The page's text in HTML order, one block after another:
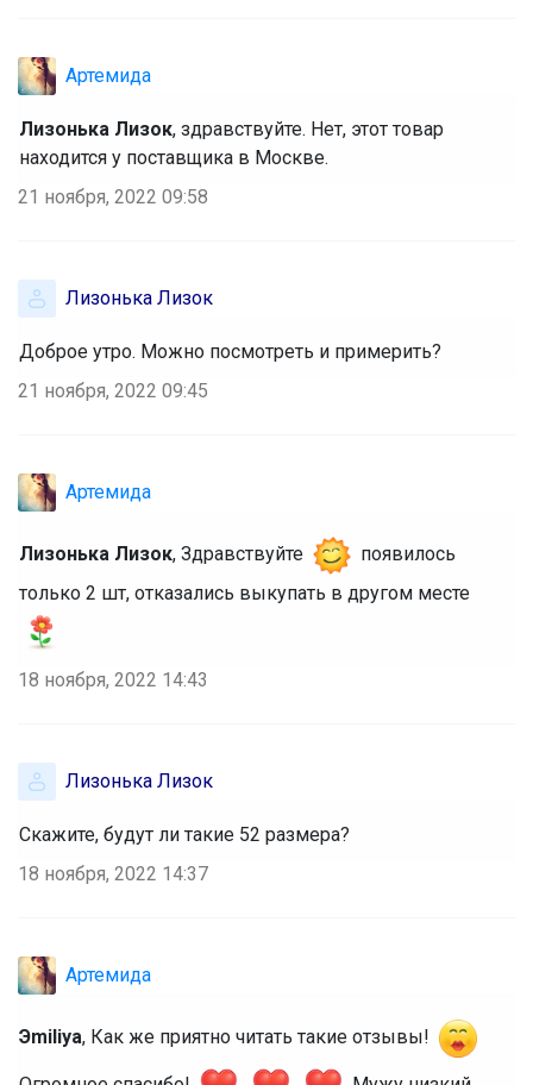
Артемида
Лизонька Лизок, здравствуйте. Нет, этот товар
находится у поставщика в Москве.
21 ноября, 2022 09:58
Лизонька Лизок
Доброе утро. Можно посмотреть и примерить?
21 ноября, 2022 09:45
Артемида
Лизонька Лизок, Здравствуйте
появилось
только 2 шт, отказались выкупать в другом месте
18 ноября, 2022 14:43
Лизонька Лизок
Скажите, будут ли такие 52 размера?
18 ноября, 2022 14:37
Артемида
Эmiliya, Как же приятно читать такие отзывы!